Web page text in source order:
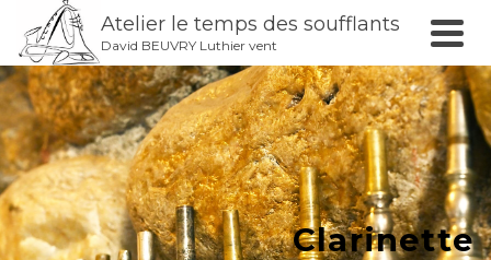
Atelier le temps des soufflants
David BEUVRY Luthier vent
Clarinette